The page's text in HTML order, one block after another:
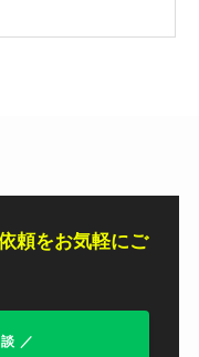
頼をお気軽にご
／